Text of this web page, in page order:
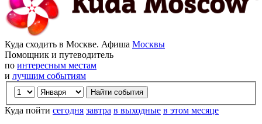
Куда сходить в Москве. Афиша Москвы
Помощник и путеводитель
по интересным местам
и лучшим событиям
Куда пойти сегодня завтра в выходные в этом месяце